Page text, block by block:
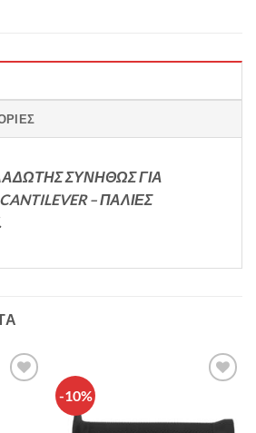
ΣΥΝΗΘΩΣ ΓΙΑ
– ΠΑΛΙΕΣ
λίστα
-10%
επιθυμιών